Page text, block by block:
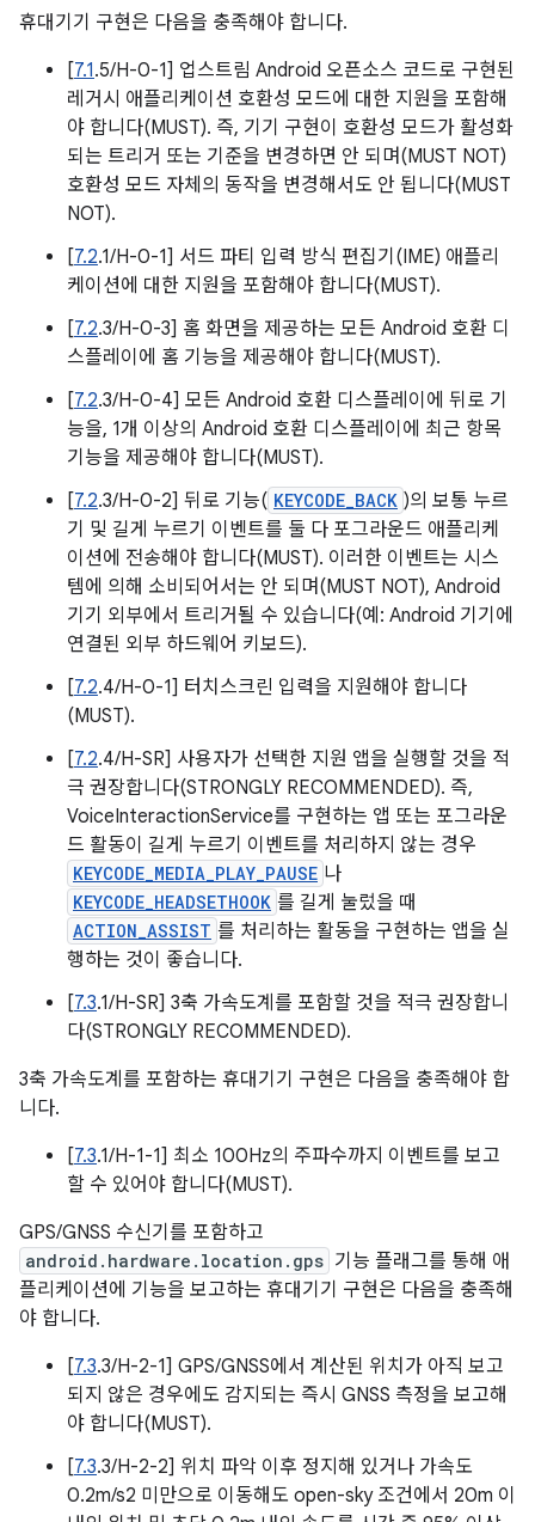
휴대기기 구현은 다음을 충족해야 합니다.
[7.1.5/H-0-1] 업스트림 Android 오픈소스 코드로 구현된
레거시 애플리케이션 호환성 모드에 대한 지원을 포함해
야 합니다(MUST). 즉, 기기 구현이 호환성 모드가 활성화
되는 트리거 또는 기준을 변경하면 안 되며(MUST NOT)
호환성 모드 자체의 동작을 변경해서도 안 됩니다(MUST
NOT).
[7.2.1/H-0-1] 서드 파티 입력 방식 편집기(IME) 애플리
케이션에 대한 지원을 포함해야 합니다(MUST).
[7.2.3/H-0-3] 홈 화면을 제공하는 모든 Android 호환 디
스플레이에 홈 기능을 제공해야 합니다(MUST).
[7.2.3/H-0-4] 모든 Android 호환 디스플레이에 뒤로 기
능을, 1개 이상의 Android 호환 디스플레이에 최근 항목
기능을 제공해야 합니다(MUST).
[7.2.3/H-0-2] 뒤로 기능( KEYCODE_BACK )의 보통 누르
기 및 길게 누르기 이벤트를 둘 다 포그라운드 애플리케
이션에 전송해야 합니다(MUST). 이러한 이벤트는 시스
템에 의해 소비되어서는 안 되며(MUST NOT), Android
기기 외부에서 트리거될 수 있습니다(예: Android 기기에
연결된 외부 하드웨어 키보드).
[7.2.4/H-0-1] 터치스크린 입력을 지원해야 합니다
(MUST).
[7.2.4/H-SR] 사용자가 선택한 지원 앱을 실행할 것을 적
극 권장합니다(STRONGLY RECOMMENDED). 즉,
VoiceInteractionService를 구현하는 앱 또는 포그라운
드 활동이 길게 누르기 이벤트를 처리하지 않는 경우
KEYCODE_MEDIA_PLAY_PAUSE 나
KEYCODE_HEADSETHOOK 를 길게 눌렀을 때
ACTION_ASSIST 를 처리하는 활동을 구현하는 앱을 실
행하는 것이 좋습니다.
[7.3.1/H-SR] 3축 가속도계를 포함할 것을 적극 권장합니
다(STRONGLY RECOMMENDED).
3축 가속도계를 포함하는 휴대기기 구현은 다음을 충족해야 합
니다.
[7.3.1/H-1-1] 최소 100Hz의 주파수까지 이벤트를 보고
할 수 있어야 합니다(MUST).
GPS/GNSS 수신기를 포함하고
android.hardware.location.gps 기능 플래그를 통해 애
플리케이션에 기능을 보고하는 휴대기기 구현은 다음을 충족해
야 합니다.
[7.3.3/H-2-1] GPS/GNSS에서 계산된 위치가 아직 보고
되지 않은 경우에도 감지되는 즉시 GNSS 측정을 보고해
야 합니다(MUST).
[7.3.3/H-2-2] 위치 파악 이후 정지해 있거나 가속도
0.2m/s2 미만으로 이동해도 open-sky 조건에서 20m 이